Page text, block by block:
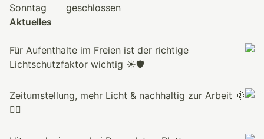
Sonntag
geschlossen
Aktuelles
Für Aufenthalte im Freien ist der richtige
Lichtschutzfaktor wichtig ☀️🛡️
Zeitumstellung, mehr Licht & nachhaltig zur Arbeit 🌞
🚴‍♂️